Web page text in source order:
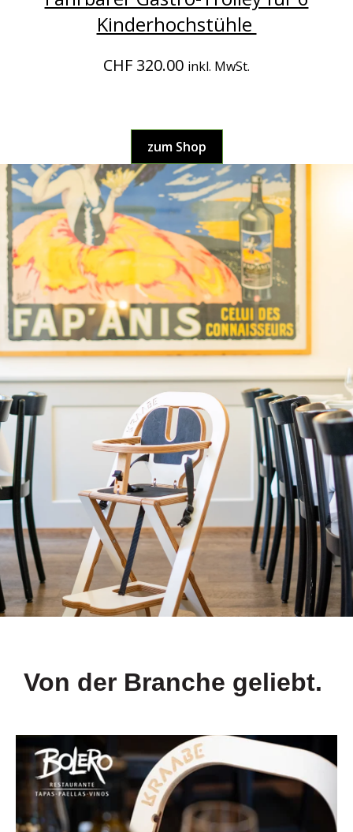
Kinderhochstühle
CHF 320.00 inkl. MwSt.
zum Shop
Von der Branche geliebt.